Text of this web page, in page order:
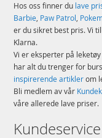
Hos oss finner du lave
Barbie, Paw Patrol,
er du sikret best pris. Vi
Klarna.
Vi er eksperter på
har alt du trenger for
inspirerende artiklerom
Bli medlem av vår
våre allerede lave priser.
Kundeservice